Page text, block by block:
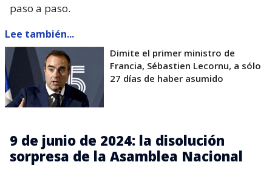
paso a paso.
Lee también...
Dimite el primer ministro de
Francia, Sébastien Lecornu, a sólo
27 días de haber asumido
9 de junio de 2024: la disolución
sorpresa de la Asamblea Nacional